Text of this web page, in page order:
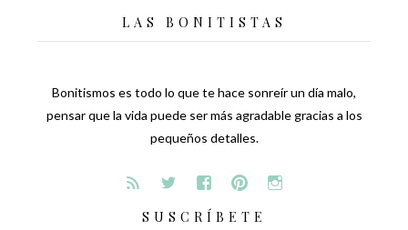
LAS BONITISTAS
Bonitismos es todo lo que te hace sonreír un día malo,
pensar que la vida puede ser más agradable gracias a los
pequeños detalles.
SUSCRÍBETE